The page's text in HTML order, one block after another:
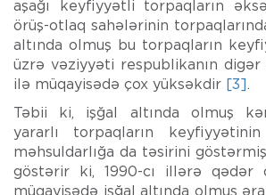
aşağı keyfiyyətli torpaqların
örüş-otlaq sahələrinin
altında olmuş bu torpaqların
üzrə vəziyyəti respublikanın digər
ilə müqayisədə çox yüksəkdir [3].
Təbii ki, işğal altında olmuş
yararlı torpaqların
məhsuldarlığa da təsirini
göstərir ki, 1990-cı illərə qədər
müqayisədə işğal altında olmuş